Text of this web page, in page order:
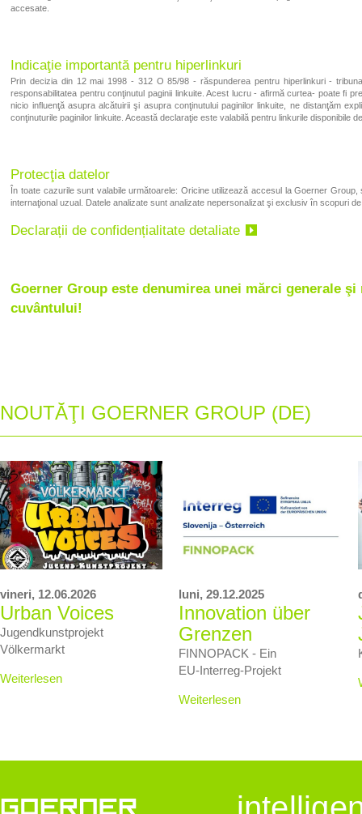
accesate.
Indicaţie importantă pentru hiperlinkuri
Prin decizia din 12 mai 1998 - 312 O 85/98 - răspunderea pentru hiperlinkuri -
responsabilitatea pentru conţinutul paginii linkuite. Acest lucru - afirmă curtea- poate fi
nicio influenţă asupra alcătuirii şi asupra conţinutului paginilor linkuite, ne distanţăm
conţinuturile paginilor linkuite. Această declaraţie este valabilă pentru linkurile disponibile
Protecţia datelor
În toate cazurile sunt valabile următoarele: Oricine utilizează accesul la Goerner
internaţional uzual. Datele analizate sunt analizate nepersonalizat şi exclusiv în scopuri
Declarații de confidențialitate detaliate
Goerner Group este denumirea unei mărci generale
cuvântului!
NOUTĂŢI GOERNER GROUP (DE)
vineri, 12.06.2026
Urban Voices
Jugendkunstprojekt
Völkermarkt
Weiterlesen
luni, 29.12.2025
Innovation über
Grenzen
FINNOPACK - Ein
EU‑Interreg‑Projekt
Weiterlesen